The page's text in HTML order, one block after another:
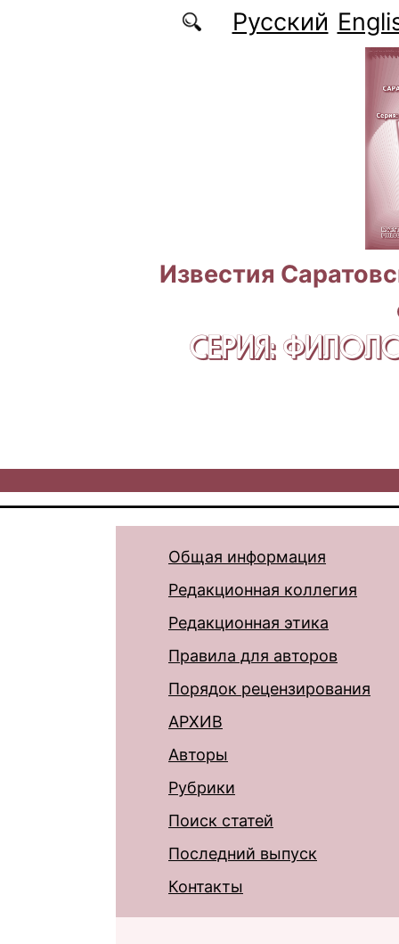
Перейти к основному содержаниюРусский
Известия
СЕРИЯ:
Общая информация
Редакционная коллегия
Редакционная этика
Правила для авторов
Порядок рецензирования
АРХИВ
Авторы
Рубрики
Поиск статей
Последний выпуск
Контакты